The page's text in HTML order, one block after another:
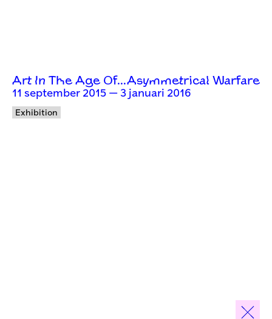
Art In The Age Of…Asymmetrical Warfare
11 september 2015 — 3 januari 2016
Exhibition